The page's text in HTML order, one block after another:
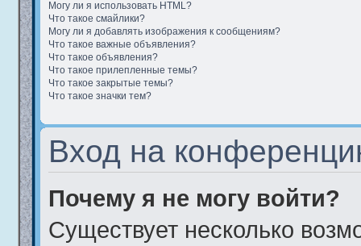
Могу ли я использовать HTML?
Что такое смайлики?
Могу ли я добавлять изображения к сообщениям?
Что такое важные объявления?
Что такое объявления?
Что такое прилепленные темы?
Что такое закрытые темы?
Что такое значки тем?
Вход на
Почему я не могу войти?
Существует несколько